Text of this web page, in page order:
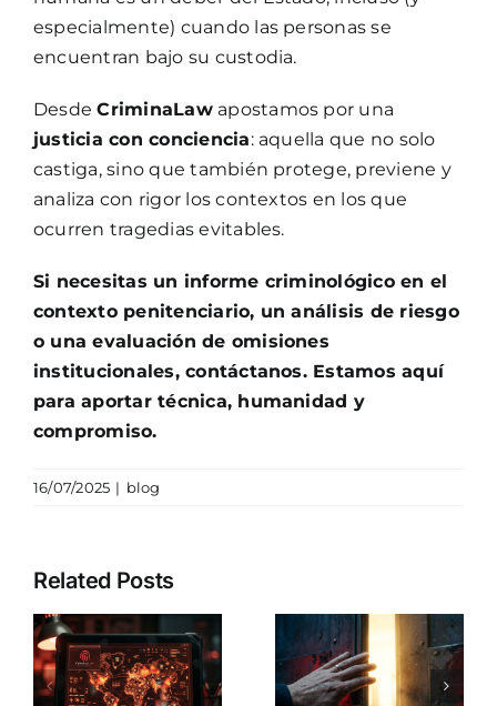
especialmente) cuando las personas se
encuentran bajo su custodia.
DesdeCriminaLawapostamos por una
justicia con conciencia: aquella que no solo
castiga, sino que también protege, previene y
analiza con rigor los contextos en los que
ocurren tragedias evitables.
Si necesitas un informe criminológico en el
contexto penitenciario, un análisis de riesgo
o una evaluación de omisiones
institucionales, contáctanos. Estamos aquí
para aportar técnica, humanidad y
compromiso.
16/07/2025 | blog
Related Postsnecesitas
sobre
cómo
cancelar
atenuante
por